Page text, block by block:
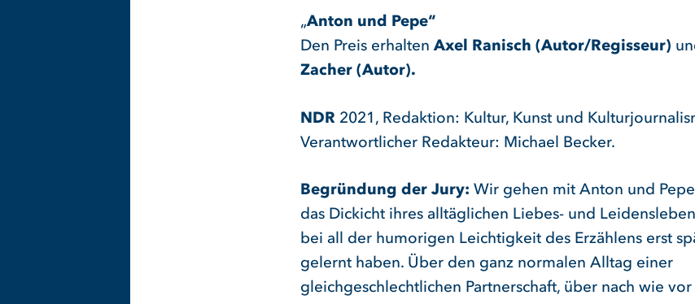
„Anton und Pepe“
Den Preis erhalten Axel Ranisch (Autor/Regisseur)
Zacher (Autor).
NDR 2021, Redaktion: Kultur, Kunst und
Verantwortlicher Redakteur: Michael Becker.
Begründung der Jury: Wir gehen mit Anton und
das Dickicht ihres alltäglichen Liebes- und
bei all der humorigen Leichtigkeit des Erzählens erst
gelernt haben. Über den ganz normalen Alltag einer
gleichgeschlechtlichen Partnerschaft, über nach wie